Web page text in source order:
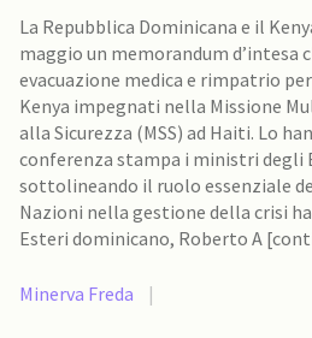
La Repubblica Dominicana e il
maggio un memorandum d’intesa
evacuazione medica e rimpatrio
Kenya impegnati nella Missione
alla Sicurezza (MSS) ad Haiti. Lo
conferenza stampa i ministri degli
sottolineando il ruolo essenziale
Nazioni nella gestione della crisi haitiana. Il
Esteri dominicano, Roberto A
Minerva Freda |